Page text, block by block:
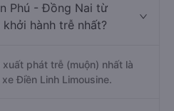
Phú - Đồng Nai từ
hành trễ nhất?
phát trễ (muộn) nhất là
Điền Linh Limousine.